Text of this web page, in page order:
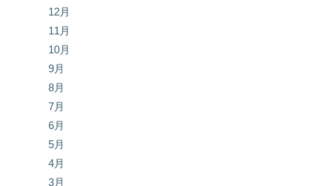
12月
11月
10月
9月
8月
7月
6月
5月
4月
3月